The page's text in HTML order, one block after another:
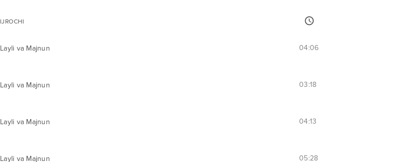
IJROCHI
Layli va Majnun 04:06
Layli va Majnun 03:18
Layli va Majnun 04:13
Layli va Majnun 05:28